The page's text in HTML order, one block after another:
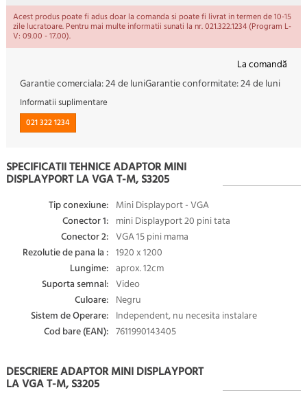
Acest produs poate fi adus doar la comanda si poate fi livrat in termen de 10-15
zile lucratoare. Pentru mai multe informatii sunati la nr. 021.322.1234 (Program L-
V: 09.00 - 17.00).
La comandă
Garantie comerciala:24 de luniGarantie conformitate:24 de luni
Informatii suplimentare
021 322 1234
SPECIFICATII TEHNICE ADAPTOR MINI
DISPLAYPORT LA VGA T-M, S3205
Tip conexiune: Mini Displayport - VGA
Conector 1: mini Displayport 20 pini tata
Conector 2: VGA 15 pini mama
Rezolutie de pana la : 1920 x 1200
Lungime: aprox. 12cm
Suporta semnal: Video
Culoare: Negru
Sistem de Operare: Independent, nu necesita instalare
Cod bare (EAN): 7611990143405
DESCRIERE ADAPTOR MINI DISPLAYPORT
LA VGA T-M, S3205